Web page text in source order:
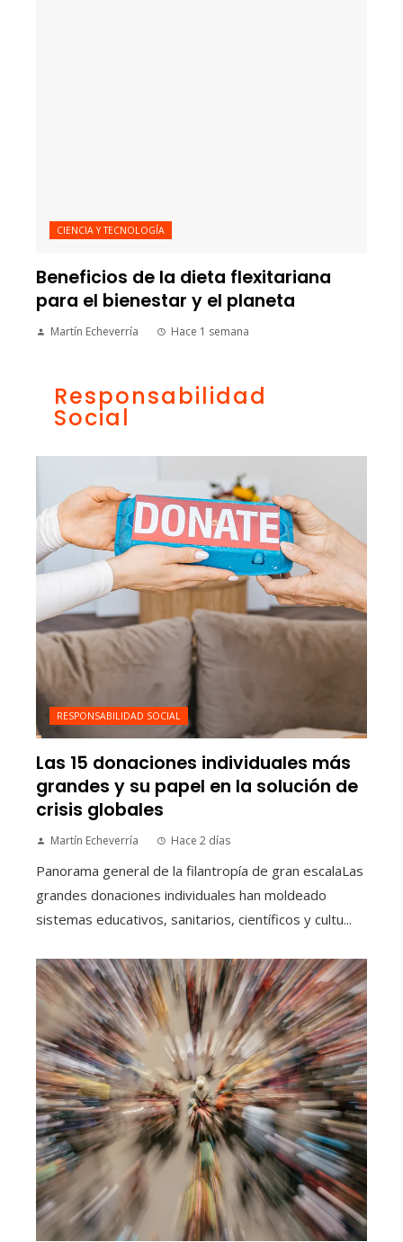
CIENCIA Y TECNOLOGÍA
Beneficios de la dieta flexitariana
para el bienestar y el planeta
Martín Echeverría Hace 1 semana
Responsabilidad
Social
RESPONSABILIDAD SOCIAL
Las 15 donaciones individuales más
grandes y su papel en la solución de
crisis globales
Martín Echeverría Hace 2 días
Panorama general de la filantropía de gran escalaLas
grandes donaciones individuales han moldeado
sistemas educativos, sanitarios, científicos y cultu...